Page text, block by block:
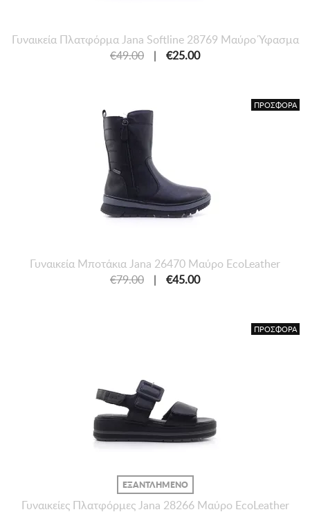
Γυναικεία Πλατφόρμα Jana Softline 28769 Μαύρο Ύφασμα
€49.00
| €25.00
ΠΡΟΣΦΟΡΑ
Γυναικεία Μποτάκια Jana 26470 Μαύρο EcoLeather
€79.00
| €45.00
ΠΡΟΣΦΟΡΑ
ΕΞΑΝΤΛΗΜΕΝΟ
Γυναικείες Πλατφόρμες Jana 28266 Μαύρο EcoLeather